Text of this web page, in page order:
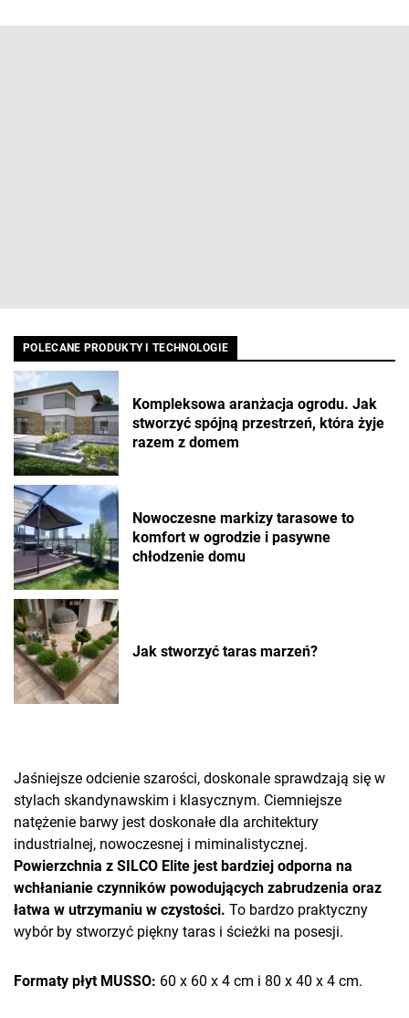
POLECANE PRODUKTY I TECHNOLOGIE
Kompleksowa aranżacja ogrodu. Jak
stworzyć spójną przestrzeń, która żyje
razem z domem
Nowoczesne markizy tarasowe to
komfort w ogrodzie i pasywne
chłodzenie domu
Jak stworzyć taras marzeń?
Jaśniejsze odcienie szarości, doskonale sprawdzają się w
stylach skandynawskim i klasycznym. Ciemniejsze
natężenie barwy jest doskonałe dla architektury
industrialnej, nowoczesnej i miminalistycznej.
Powierzchnia z SILCO Elite jest bardziej odporna na
wchłanianie czynników powodujących zabrudzenia oraz
łatwa w utrzymaniu w czystości. To bardzo praktyczny
wybór by stworzyć piękny taras i ścieżki na posesji.
Formaty płyt MUSSO: 60 x 60 x 4 cm i 80 x 40 x 4 cm.